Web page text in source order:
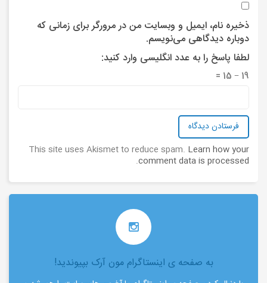
ذخیره نام، ایمیل و وبسایت من در مرورگر برای زمانی که
دوباره دیدگاهی می‌نویسم.
لطفا پاسخ را به عدد انگلیسی وارد کنید:
19 − 15 =
This site uses Akismet to reduce spam. Learn how your
comment data is processed
.
به صفحه ی اینستاگرام مون آرک بپیوندید!